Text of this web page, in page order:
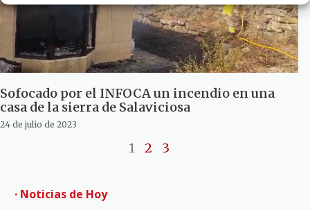
Sofocado por el INFOCA un incendio en una
casa de la sierra de Salaviciosa
24 de julio de 2023
1 2 3
· Noticias de Hoy